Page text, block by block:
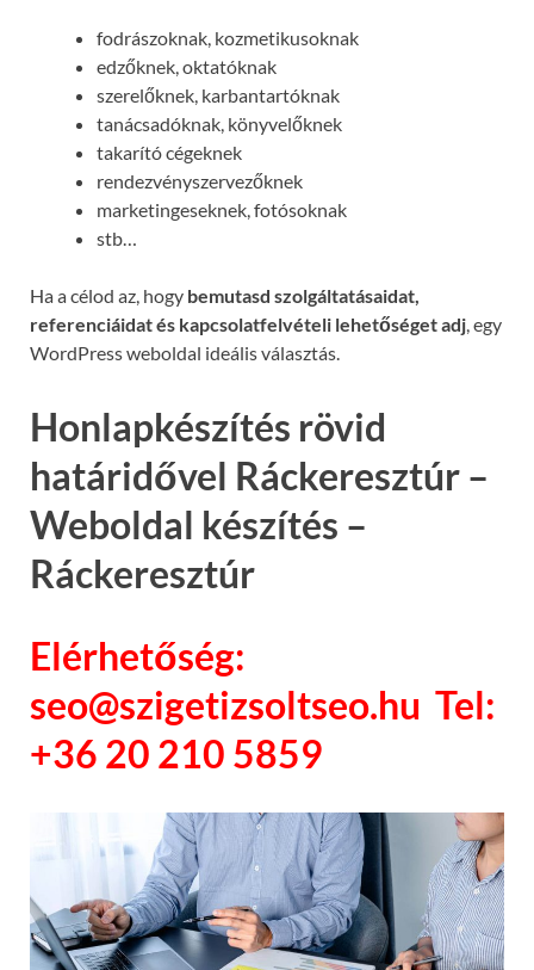
fodrászoknak, kozmetikusoknak
edzőknek, oktatóknak
szerelőknek, karbantartóknak
tanácsadóknak, könyvelőknek
takarító cégeknek
rendezvényszervezőknek
marketingeseknek, fotósoknak
stb…
Ha a célod az, hogy bemutasd szolgáltatásaidat,
referenciáidat és kapcsolatfelvételi lehetőséget adj , egy
WordPress weboldal ideális választás.
Honlapkészítés rövid
határidővel Ráckeresztúr –
Weboldal készítés –
Ráckeresztúr
Elérhetőség:
seo@szigetizsoltseo.hu Tel:
+36 20 210 5859